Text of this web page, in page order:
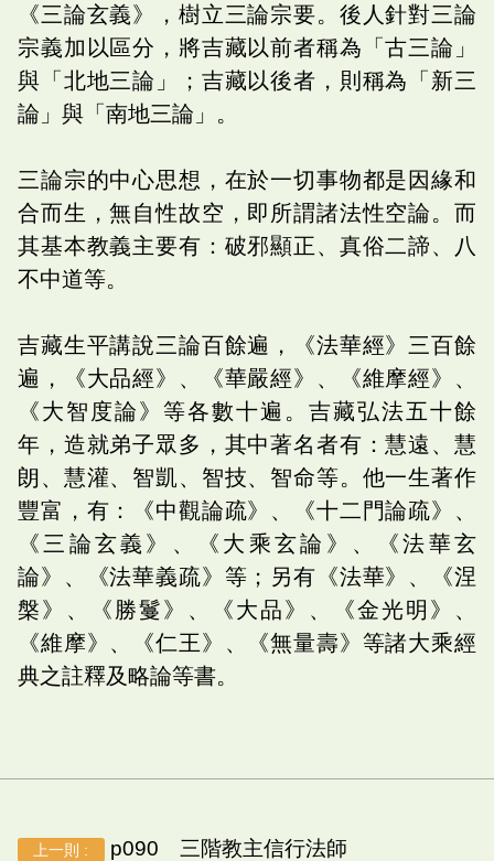
《三論玄義》，樹立三論宗要。後人針對三論
宗義加以區分，將吉藏以前者稱為「古三論」
與「北地三論」；吉藏以後者，則稱為「新三
論」與「南地三論」。
三論宗的中心思想，在於一切事物都是因緣和
合而生，無自性故空，即所謂諸法性空論。而
其基本教義主要有：破邪顯正、真俗二諦、八
不中道等。
吉藏生平講說三論百餘遍，《法華經》三百餘
遍，《大品經》、《華嚴經》、《維摩經》、
《大智度論》等各數十遍。吉藏弘法五十餘
年，造就弟子眾多，其中著名者有：慧遠、慧
朗、慧灌、智凱、智技、智命等。他一生著作
豐富，有：《中觀論疏》、《十二門論疏》、
《三論玄義》、《大乘玄論》、《法華玄
論》、《法華義疏》等；另有《法華》、《涅
槃》、《勝鬘》、《大品》、《金光明》、
《維摩》、《仁王》、《無量壽》等諸大乘經
典之註釋及略論等書。
上一則 : p090 三階教主信行法師